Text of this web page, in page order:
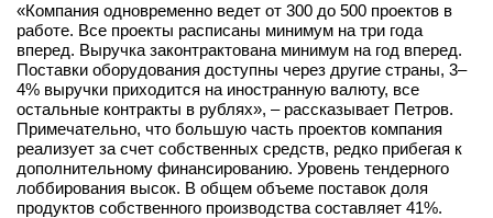
«Компания одновременно ведет от 300 до 500 проектов в
работе. Все проекты расписаны минимум на три года
вперед. Выручка законтрактована минимум на год вперед.
Поставки оборудования доступны через другие страны, 3–
4% выручки приходится на иностранную валюту, все
остальные контракты в рублях», – рассказывает Петров.
Примечательно, что большую часть проектов компания
реализует за счет собственных средств, редко прибегая к
дополнительному финансированию. Уровень тендерного
лоббирования высок. В общем объеме поставок доля
продуктов собственного производства составляет 41%.